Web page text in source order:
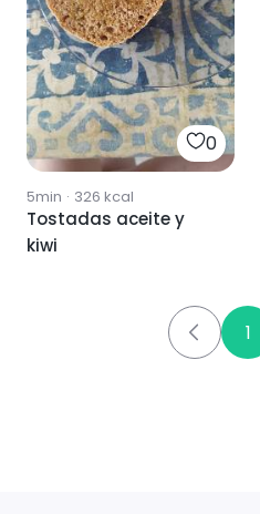
0
5min · 326 kcal
Tostadas aceite y
kiwi
1